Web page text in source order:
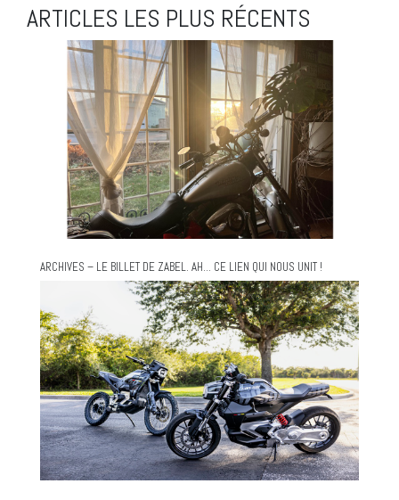
ARTICLES LES PLUS RÉCENTS
ARCHIVES – LE BILLET DE ZABEL. AH… CE LIEN QUI NOUS UNIT !